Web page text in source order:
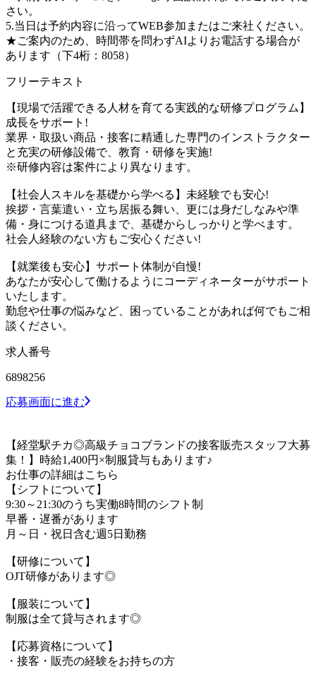
さい。
5.当日は予約内容に沿ってWEB参加またはご来社ください。
★ご案内のため、時間帯を問わずAIよりお電話する場合が
あります（下4桁：8058）
フリーテキスト
【現場で活躍できる人材を育てる実践的な研修プログラム】
成長をサポート!
業界・取扱い商品・接客に精通した専門のインストラクター
と充実の研修設備で、教育・研修を実施!
※研修内容は案件により異なります。
【社会人スキルを基礎から学べる】未経験でも安心!
挨拶・言葉遣い・立ち居振る舞い、更には身だしなみや準
備・身につける道具まで、基礎からしっかりと学べます。
社会人経験のない方もご安心ください!
【就業後も安心】サポート体制が自慢!
あなたが安心して働けるようにコーディネーターがサポート
いたします。
勤怠や仕事の悩みなど、困っていることがあれば何でもご相
談ください。
求人番号
6898256
応募画面に進む
【経堂駅チカ◎高級チョコブランドの接客販売スタッフ大募
集！】時給1,400円×制服貸与もあります♪
お仕事の詳細はこちら
【シフトについて】
9:30～21:30のうち実働8時間のシフト制
早番・遅番があります
月～日・祝日含む週5日勤務
【研修について】
OJT研修があります◎
【服装について】
制服は全て貸与されます◎
【応募資格について】
・接客・販売の経験をお持ちの方